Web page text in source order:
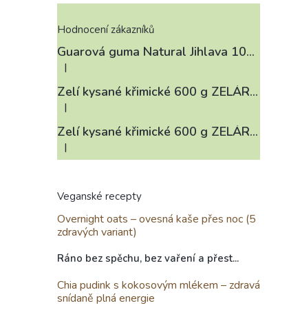
Hodnocení zákazníků
Guarová guma Natural Jihlava 100 g
Hodnocení produktu je 4 z 5 hvězdiček.
|
Zelí kysané křimické 600 g ZELÁRNA LOBKOWICZ
Hodnocení produktu je 3 z 5 hvězdiček.
|
Zelí kysané křimické 600 g ZELÁRNA LOBKOWICZ
Hodnocení produktu je 4 z 5 hvězdiček.
|
Veganské recepty
Overnight oats – ovesná kaše přes noc (5
zdravých variant)
Ráno bez spěchu, bez vaření a přest...
Chia pudink s kokosovým mlékem – zdravá
snídaně plná energie